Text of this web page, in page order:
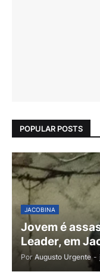
POPULAR POSTS
JACOBINA
Jovem é
Leader, em
Por Augusto Urgente -